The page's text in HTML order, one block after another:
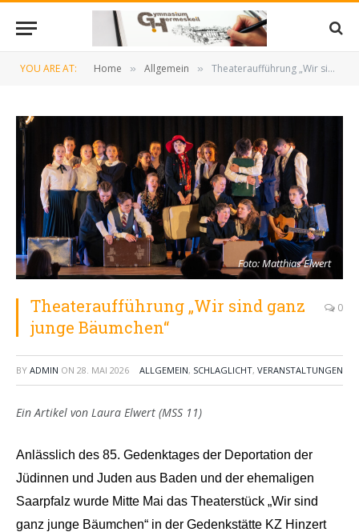
YOU ARE AT: Home » Allgemein » Theateraufführung „Wir sind ganz junge Bäumchen“
Foto: Matthias Elwert
Theateraufführung „Wir sind ganz
junge Bäumchen“
0
BY ADMIN ON 28. MAI 2026 ALLGEMEIN, SCHLAGLICHT, VERANSTALTUNGEN
Ein Artikel von Laura Elwert (MSS 11)
Anlässlich des 85. Gedenktages der Deportation der
Jüdinnen und Juden aus Baden und der ehemaligen
Saarpfalz wurde Mitte Mai das Theaterstück „Wir sind
ganz junge Bäumchen“ in der Gedenkstätte KZ Hinzert